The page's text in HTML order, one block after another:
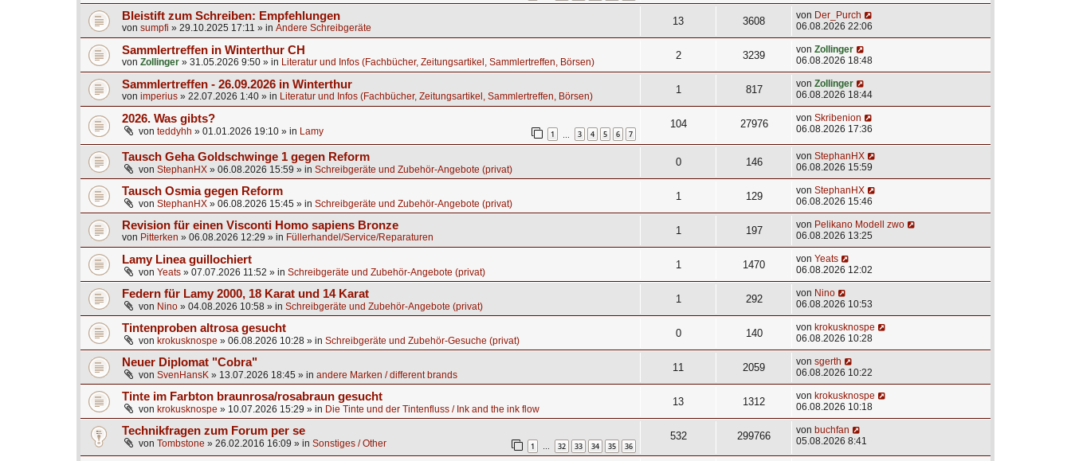
Bleistift zum Schreiben: Empfehlungen
von sumpfi » 29.10.2025 17:11 » in Andere Schreibgeräte
13 3608 von Der_Purch
06.08.2026 22:06
Sammlertreffen in Winterthur CH
von Zollinger » 31.05.2026 9:50 » in Literatur und Infos (Fachbücher, Zeitungsartikel, Sammlertreffen, Börsen)
2 3239 von Zollinger
06.08.2026 18:48
Sammlertreffen - 26.09.2026 in Winterthur
von imperius » 22.07.2026 1:40 » in Literatur und Infos (Fachbücher, Zeitungsartikel, Sammlertreffen, Börsen)
1 817 von Zollinger
06.08.2026 18:44
2026. Was gibts?
von teddyhh » 01.01.2026 19:10 » in Lamy 1 3 4 5 6 7
104 27976 von Skribenion
06.08.2026 17:36
Tausch Geha Goldschwinge 1 gegen Reform
von StephanHX » 06.08.2026 15:59 » in Schreibgeräte und Zubehör-Angebote (privat)
0 146 von StephanHX
06.08.2026 15:59
Tausch Osmia gegen Reform
von StephanHX » 06.08.2026 15:45 » in Schreibgeräte und Zubehör-Angebote (privat)
1 129 von StephanHX
06.08.2026 15:46
Revision für einen Visconti Homo sapiens Bronze
von Pitterken » 06.08.2026 12:29 » in Füllerhandel/Service/Reparaturen
1 197 von Pelikano Modell zwo
06.08.2026 13:25
Lamy Linea guillochiert
von Yeats » 07.07.2026 11:52 » in Schreibgeräte und Zubehör-Angebote (privat)
1 1470 von Yeats
06.08.2026 12:02
Federn für Lamy 2000, 18 Karat und 14 Karat
von Nino » 04.08.2026 10:58 » in Schreibgeräte und Zubehör-Angebote (privat)
1 292 von Nino
06.08.2026 10:53
Tintenproben altrosa gesucht
von krokusknospe » 06.08.2026 10:28 » in Schreibgeräte und Zubehör-Gesuche (privat)
0 140 von krokusknospe
06.08.2026 10:28
Neuer Diplomat "Cobra"
von SvenHansK » 13.07.2026 18:45 » in andere Marken / different brands
11 2059 von sgerth
06.08.2026 10:22
Tinte im Farbton braunrosa/rosabraun gesucht
von krokusknospe » 10.07.2026 15:29 » in Die Tinte und der Tintenfluss / Ink and the ink flow
13 1312 von krokusknospe
06.08.2026 10:18
Technikfragen zum Forum per se
von Tombstone » 26.02.2016 16:09 » in Sonstiges / Other 1 … 32 33 34 35 36
532 299766 von buchfan
05.08.2026 8:41